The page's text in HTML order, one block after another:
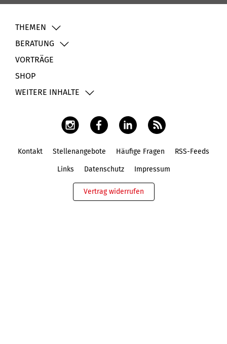
THEMEN
BERATUNG
VORTRÄGE
SHOP
WEITERE INHALTE
Kontakt Stellenangebote Häufige Fragen RSS-Feeds
Links Datenschutz Impressum
Vertrag widerrufen